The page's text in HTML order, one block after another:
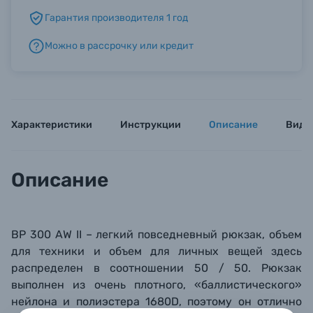
Б/У фототехника (Комиссионные товары)
Гарантия производителя 1 год
Можно в рассрочку или кредит
Характеристики Инструкции Описание
Описание
BP 300 AW II – легкий повседневный рюкзак, объем
для техники и объем для личных вещей здесь
распределен в соотношении 50 / 50. Рюкзак
выполнен из очень плотного, «баллистического»
нейлона и полиэстера 1680D, поэтому он отлично